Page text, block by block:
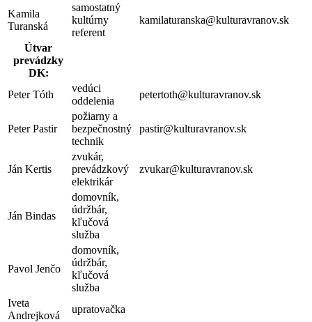
Kamila
Turanská
samostatný
kultúrny
referent
kamilaturanska@kulturavranov.sk
Útvar
prevádzky
DK:
Peter Tóth
vedúci
oddelenia
petertoth@kulturavranov.sk
Peter Pastir
požiarny a
bezpečnostný
technik
pastir@kulturavranov.sk
Ján Kertis
zvukár,
prevádzkový
elektrikár
zvukar@kulturavranov.sk
Ján Bindas
domovník,
údržbár,
kľučová
služba
Pavol Jenčo
domovník,
údržbár,
kľučová
služba
Iveta
Andrejková
upratovačka